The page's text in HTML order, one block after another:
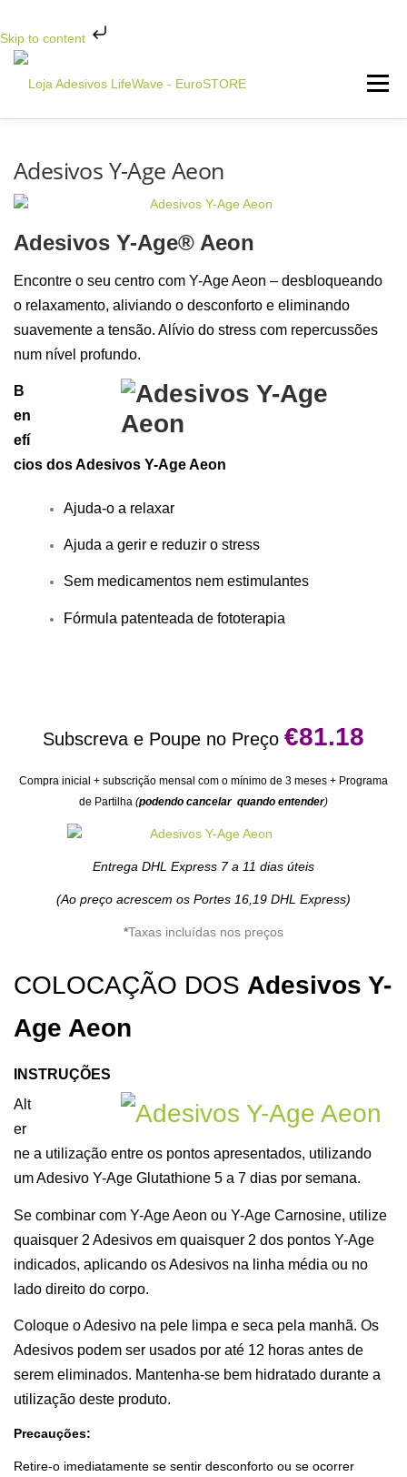
Skip to content
Saltar
Menu
CONTATO
Adesivos Y-Age Aeon
Adesivos Y-Age® Aeon
Encontre o seu centro com Y-Age Aeon – desbloqueando
o relaxamento, aliviando o desconforto e eliminando
suavemente a tensão. Alívio do stress com repercussões
num nível profundo.
B
en
efí
cios dos Adesivos Y-Age Aeon
Ajuda-o a relaxar
Ajuda a gerir e reduzir o stress
Sem medicamentos nem estimulantes
Fórmula patenteada de fototerapia
Subscreva e Poupe no Preço €81.18
Compra inicial + subscrição mensal com o mínimo de 3 meses + Programa
de Partilha (podendo cancelar quando entender)
Entrega DHL Express 7 a 11 dias úteis
(Ao preço acrescem os Portes 16,19 DHL Express)
*Taxas incluídas nos preços
COLOCAÇÃO DOS Adesivos Y-
Age Aeon
INSTRUÇÕES
Alt
er
ne a utilização entre os pontos apresentados, utilizando
um Adesivo Y-Age Glutathione 5 a 7 dias por semana.
Se combinar com Y-Age Aeon ou Y-Age Carnosine, utilize
quaisquer 2 Adesivos em quaisquer 2 dos pontos Y-Age
indicados, aplicando os Adesivos na linha média ou no
lado direito do corpo.
Coloque o Adesivo na pele limpa e seca pela manhã. Os
Adesivos podem ser usados por até 12 horas antes de
serem eliminados. Mantenha-se bem hidratado durante a
utilização deste produto.
Precauções:
Retire-o imediatamente se sentir desconforto ou se ocorrer